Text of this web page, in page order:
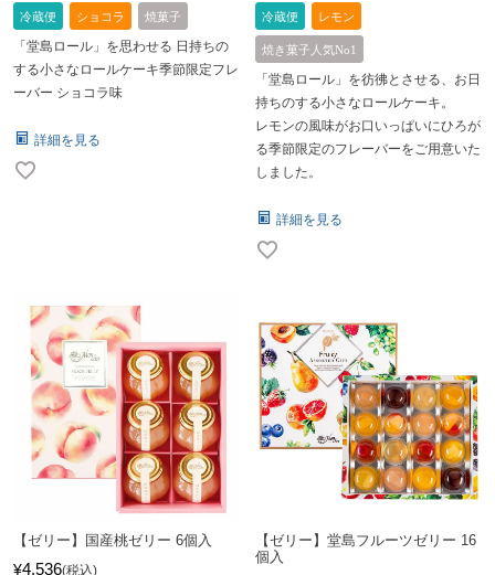
冷蔵便 ショコラ 焼菓子
「堂島ロール」を思わせる 日持ちの
する小さなロールケーキ季節限定フレ
ーバー ショコラ味
詳細を見る
冷蔵便 レモン
焼き菓子人気No1
「堂島ロール」を彷彿とさせる、お日
持ちのする小さなロールケーキ。
レモンの風味がお口いっぱいにひろが
る季節限定のフレーバーをご用意いた
しました。
詳細を見る
【ゼリー】国産桃ゼリー 6個入
¥4,536 税込
【ゼリー】堂島フルーツゼリー 16
個入